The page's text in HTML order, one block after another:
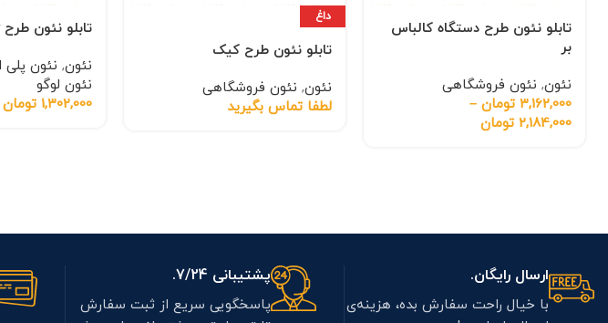
تابلو نئون طرح دستگاه کالباس
بر
نئون, نئون فروشگاهی
3,162,000 تومان –
2,184,000 تومان
داغ
تابلو نئون طرح کیک
نئون, نئون فروشگاهی
لطفا تماس بگیرید
تابلو نئون طرح Vice City
نئون, نئون
نئون لوگو
1,302,000 تومان
ارسال رایگان.
با خیال راحت سفارش بده، هزینه‌ی
پشتیبانی 7/24.
پاسخگویی سریع از ثبت سفارش